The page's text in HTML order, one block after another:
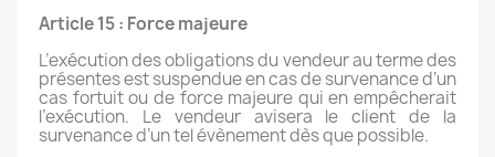
Article 15 : Force majeure
L’exécution des obligations du vendeur au terme des
présentes est suspendue en cas de survenance d’un
cas fortuit ou de force majeure qui en empêcherait
l’exécution. Le vendeur avisera le client de la
survenance d’un tel évènement dès que possible.